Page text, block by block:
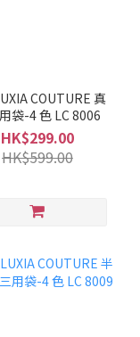
COUTURE 真
袋-4 色 LC 8006
HK$299.00
HK$599.00